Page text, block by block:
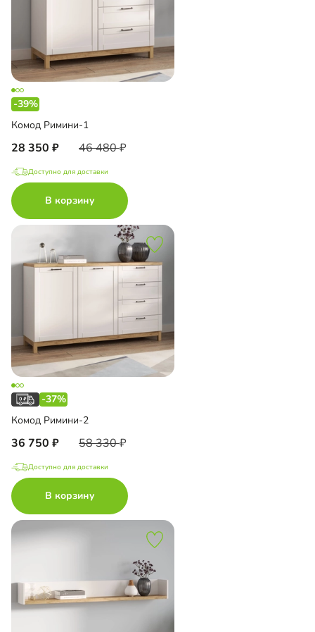
-39%
Комод Римини-1
28 350 46 480
Доступно для доставки
В корзину
-37%
Комод Римини-2
36 750 58 330
Доступно для доставки
В корзину